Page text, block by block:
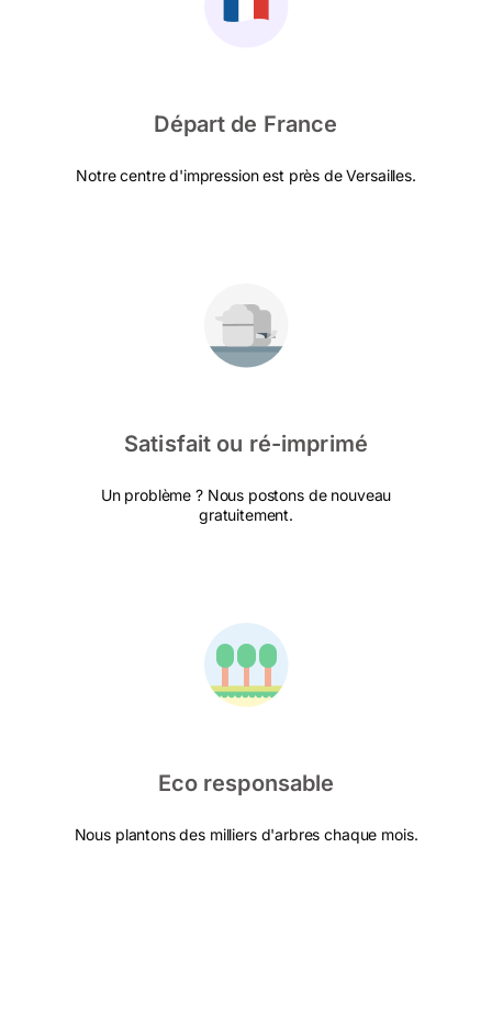
Départ de France
Notre centre d'impression est près de Versailles.
Satisfait ou ré-imprimé
Un problème ? Nous postons de nouveau
gratuitement.
Eco responsable
Nous plantons des milliers d'arbres chaque mois.